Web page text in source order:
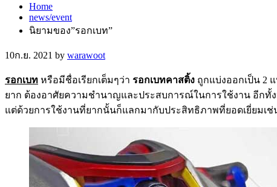
Home
news/event
นิยามของ”รอกเบท”
10ก.ย. 2021 by warawoot
รอกเบท หรือมีชื่อเรียกเต็มๆว่า รอกเบทคาสติ้ง ถูกแบ่งออกเป็น 2
ยาก ต้องอาศัยความชำนาญและประสบการณ์ในการใช้งาน อีกทั้
แต่ด้วยการใช้งานที่ยากนั้นก็แลกมากับประสิทธิภาพที่ยอดเยี่ยมเ